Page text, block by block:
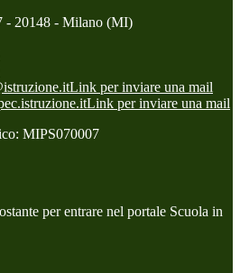
- 20148 - Milano (MI)
Link per inviare una mail
Link per inviare una mail
MIPS070007
per entrare nel portale Scuola in